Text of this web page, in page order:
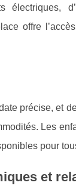
électriques,
offre
précise, et
Les
pour
et